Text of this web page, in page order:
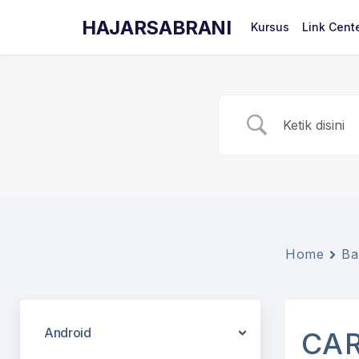
HAJARSABRANI Kursus Link
Android
Home